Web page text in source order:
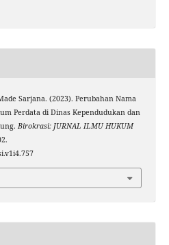
Sarjana. (2023). Perubahan Nama
Perdata di Dinas Kependudukan dan
Birokrasi: JURNAL ILMU HUKUM